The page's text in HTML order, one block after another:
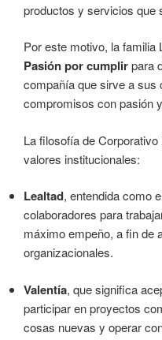
productos y servicios que
Por este motivo, la familia
Pasión por cumplirpara
compañía que sirve a sus
compromisos con pasión
La filosofía de Corporativo
valores institucionales:
Lealtad, entendida como
colaboradores para
máximo empeño, a fin de
organizacionales.
Valentía, que significa
participar en proyectos
cosas nuevas y operar